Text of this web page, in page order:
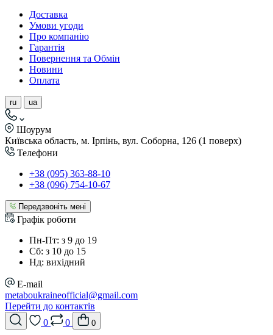
Доставка
Умови угоди
Про компанію
Гарантія
Повернення та Обмін
Новини
Оплата
ru ua
Шоурум
Київська область, м. Ірпінь, вул. Соборна, 126 (1 поверх)
Телефони
+38 (095) 363-88-10
+38 (096) 754-10-67
Передзвоніть мені
Графік роботи
Пн-Пт: з 9 до 19
Сб: з 10 до 15
Нд: вихідний
E-mail
metaboukraineofficial@gmail.com
Перейти до контактів
0
0 0